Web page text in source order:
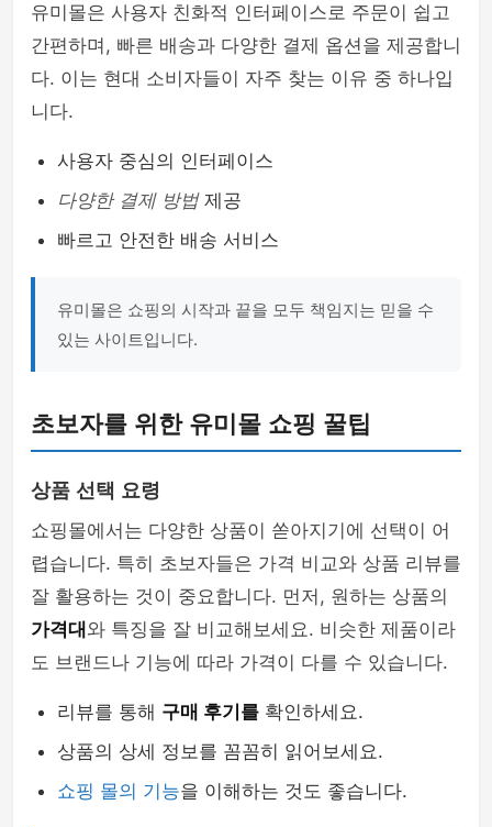
유미몰은 사용자 친화적 인터페이스로 주문이 쉽고
간편하며, 빠른 배송과 다양한 결제 옵션을 제공합니
다. 이는 현대 소비자들이 자주 찾는 이유 중 하나입
니다.
사용자 중심의 인터페이스
다양한 결제 방법제공
빠르고 안전한 배송 서비스
유미몰은 쇼핑의 시작과 끝을 모두 책임지는 믿을 수
있는 사이트입니다.
초보자를 위한 유미몰 쇼핑 꿀팁
상품 선택 요령
쇼핑몰에서는 다양한 상품이 쏟아지기에 선택이 어
렵습니다. 특히 초보자들은 가격 비교와 상품 리뷰를
잘 활용하는 것이 중요합니다. 먼저, 원하는 상품의
가격대 와 특징을 잘 비교해보세요. 비슷한 제품이라
도 브랜드나 기능에 따라 가격이 다를 수 있습니다.
리뷰를 통해 구매 후기를 확인하세요.
상품의 상세 정보를 꼼꼼히 읽어보세요.
쇼핑 몰의 기능을 이해하는 것도 좋습니다.